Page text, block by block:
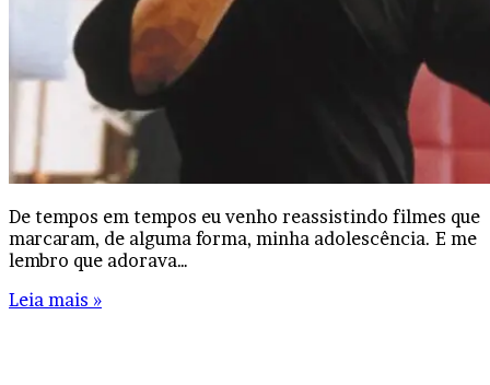
De tempos em tempos eu venho reassistindo filmes que
marcaram, de alguma forma, minha adolescência. E me
lembro que adorava…
Leia mais »